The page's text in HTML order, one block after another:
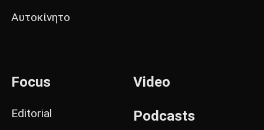
Αυτοκίνητο
Focus
Editorial
Video
Podcasts